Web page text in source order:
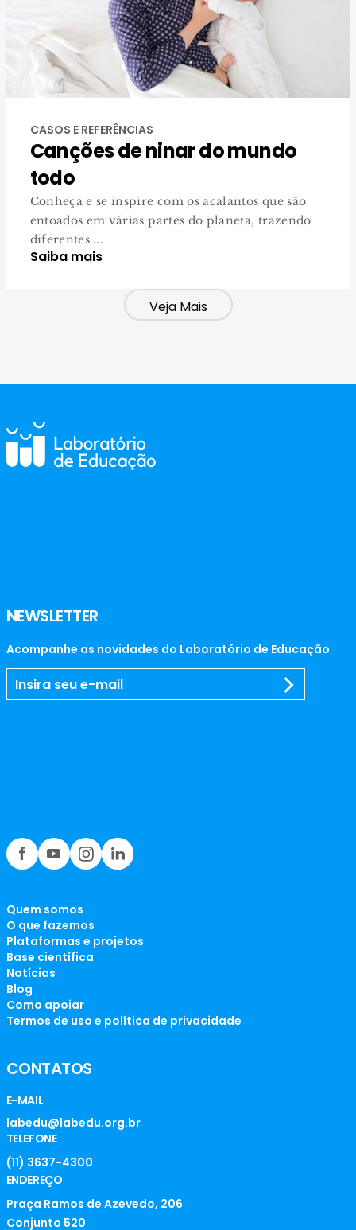
CASOS E REFERÊNCIAS
Canções de ninar do mundo
todo
Conheça e se inspire com os acalantos que são
entoados em várias partes do planeta, trazendo
diferentes ...
Saiba mais
Veja Mais
NEWSLETTER
Acompanhe as novidades do Laboratório de Educação
Quem somos
O que fazemos
Plataformas e projetos
Base científica
Notícias
Blog
Como apoiar
Termos de uso e política de privacidade
CONTATOS
E-MAIL
labedu@labedu.org.br
TELEFONE
(11) 3637-4300
ENDEREÇO
Praça Ramos de Azevedo, 206
Conjunto 520